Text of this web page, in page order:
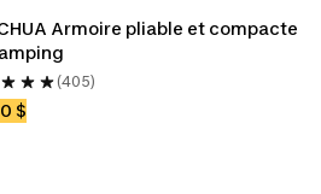
Armoire pliable et compacte
(405)
$